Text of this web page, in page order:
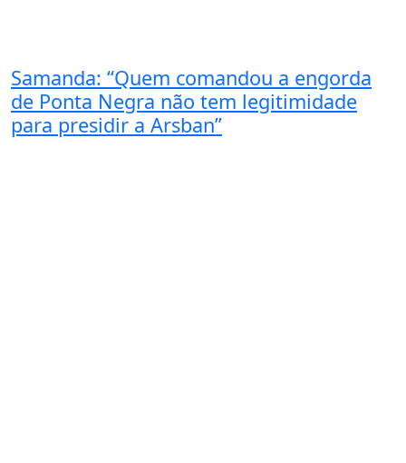
Samanda: “Quem comandou a engorda
de Ponta Negra não tem legitimidade
para presidir a Arsban”